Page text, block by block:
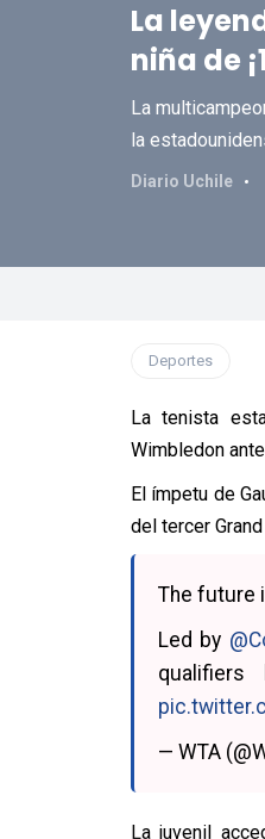
La
niña de
La
la
Diario Uchile
Deportes
La tenista
Wimbledon
El ímpetu de
del tercer
The future
Led by
— WTA
La juvenil